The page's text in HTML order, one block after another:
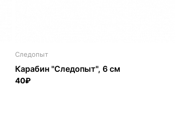
Следопыт
Карабин "Следопыт", 6 см
40₽